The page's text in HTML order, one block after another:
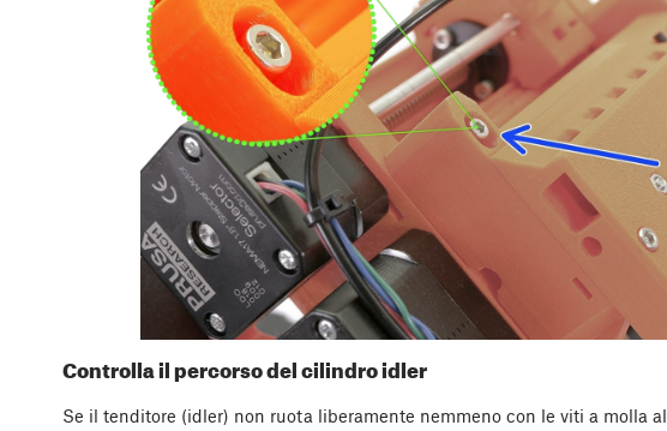
Controlla il percorso del cilindro idler
Se il tenditore (idler) non ruota liberamente nemmeno con le viti a molla